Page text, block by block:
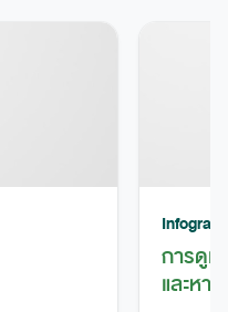
การดูแ
และหาย